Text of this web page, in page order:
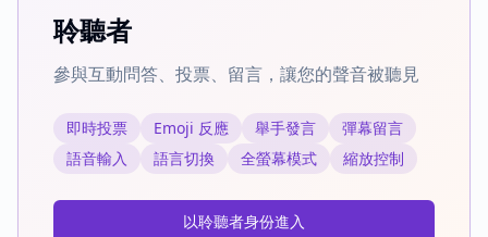
聆聽者
參與互動問答、投票、留言，讓您的聲音被聽見
即時投票 Emoji 反應 舉手發言
彈幕留言
語音輸入
語言切換 全螢幕模式 縮放控制
以聆聽者身份進入